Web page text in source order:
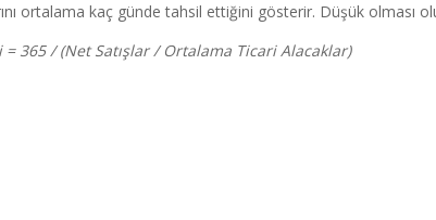
ortalama kaç günde tahsil ettiğini gösterir. Düşük olması
= 365 / (Net Satışlar / Ortalama Ticari Alacaklar)